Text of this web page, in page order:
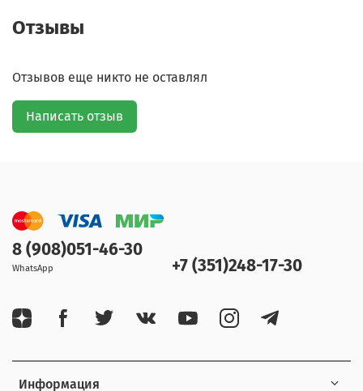
Отзывы
Отзывов еще никто не оставлял
Написать отзыв
Информация
8 (908)051-46-30
WhatsApp +7 (351)248-17-30